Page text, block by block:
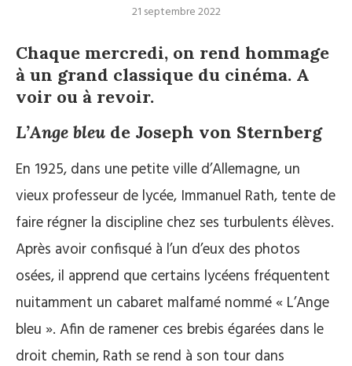
21 septembre 2022
Chaque mercredi, on rend hommage
à un grand classique du cinéma. A
voir ou à revoir.
L’Ange bleu de Joseph von Sternberg
En 1925, dans une petite ville d’Allemagne, un
vieux professeur de lycée, Immanuel Rath, tente de
faire régner la discipline chez ses turbulents élèves.
Après avoir confisqué à l’un d’eux des photos
osées, il apprend que certains lycéens fréquentent
nuitamment un cabaret malfamé nommé « L’Ange
bleu ». Afin de ramener ces brebis égarées dans le
droit chemin, Rath se rend à son tour dans